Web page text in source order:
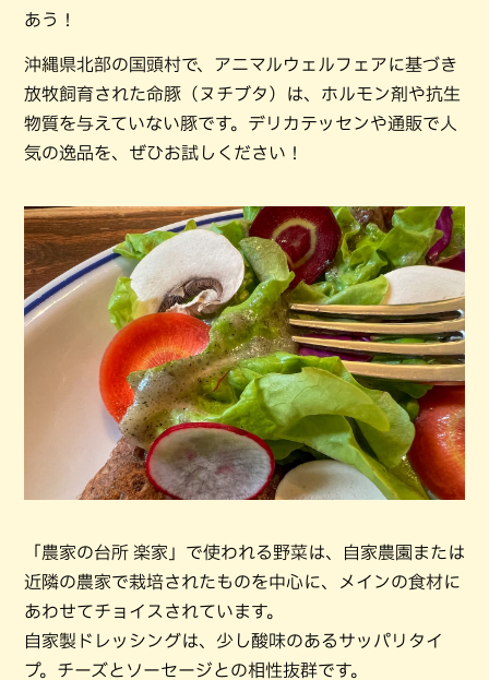
あう！
沖縄県北部の国頭村で、アニマルウェルフェアに基づき
放牧飼育された命豚（ヌチブタ）は、ホルモン剤や抗生
物質を与えていない豚です。デリカテッセンや通販で人
気の逸品を、ぜひお試しください！
「農家の台所 楽家」で使われる野菜は、自家農園または
近隣の農家で栽培されたものを中心に、メインの食材に
あわせてチョイスされています。
自家製ドレッシングは、少し酸味のあるサッパリタイ
プ。チーズとソーセージとの相性抜群です。